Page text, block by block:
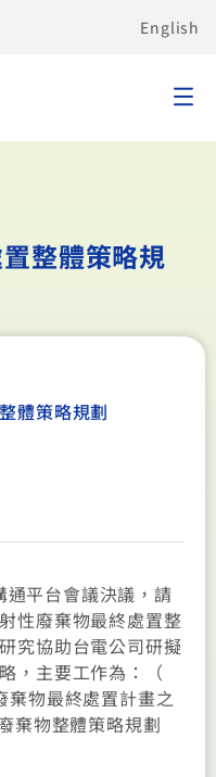
English
整體策略規
體策略規劃
平台會議決議，請
性廢棄物最終處置整
究協助台電公司研擬
，主要工作為：（
棄物最終處置計畫之
棄物整體策略規劃